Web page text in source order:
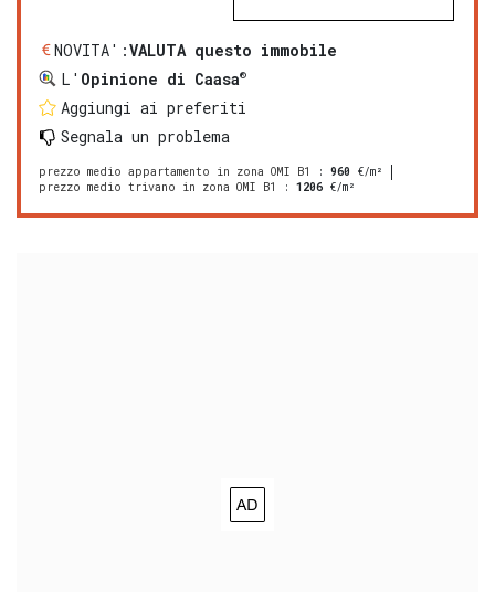
NOVITA':VALUTA questo immobile
L' Opinione di Caasa®
Aggiungi ai preferiti
Segnala un problema
prezzo medio appartamento in zona OMI B1 : 960 €/m²
prezzo medio trivano in zona OMI B1
: 1206 €/m²